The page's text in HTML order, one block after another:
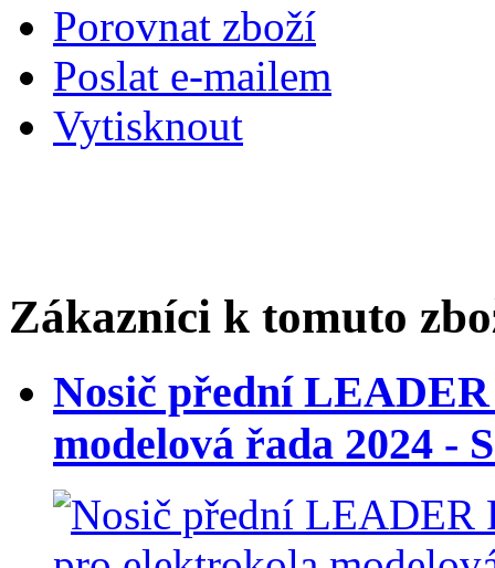
Porovnat zboží
Poslat e-mailem
Vytisknout
Zákazníci k tomuto
Nosič přední
modelová řada 2024 -